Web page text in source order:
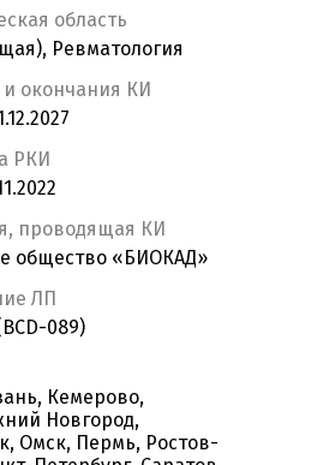
область
Ревматология
окончания КИ
РКИ
проводящая КИ
общество «БИОКАД»
ЛП
089)
Кемерово,
Новгород,
Омск, Пермь, Ростов-